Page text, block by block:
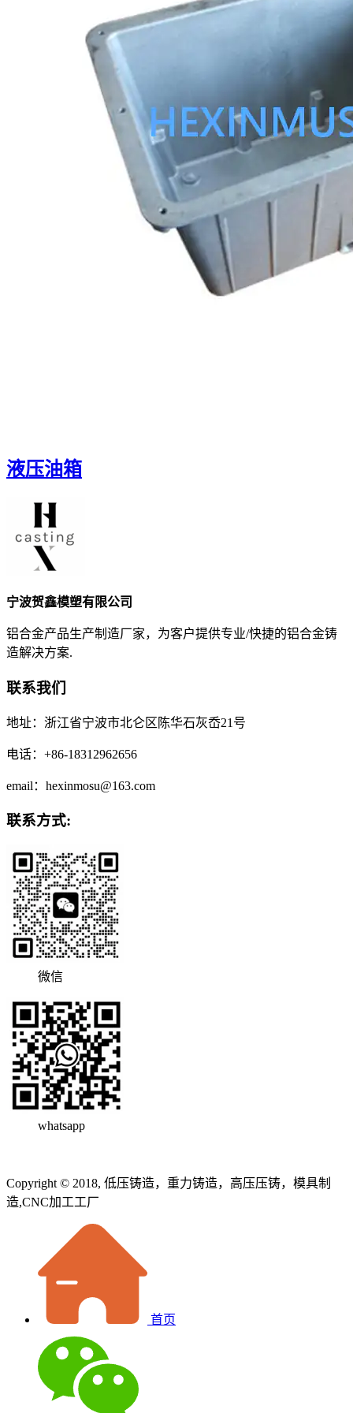
液压油箱
宁波贺鑫模塑有限公司
铝合金产品生产制造厂家，为客户提供专业/快捷的铝合金铸
造解决方案.
联系我们
地址：浙江省宁波市北仑区陈华石灰岙21号
电话：+86-18312962656
email：hexinmosu@163.com
联系方式:
微信
whatsapp
Copyright © 2018, 低压铸造，重力铸造，高压压铸，模具制
造,CNC加工工厂
首页